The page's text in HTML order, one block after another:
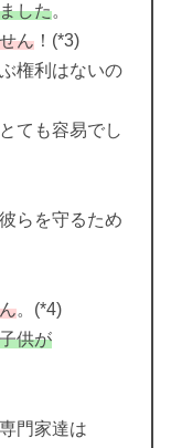
した。
ん ！(*3)
権利はないの
ても容易でし
らを守るため
。(*4)
供が
門家達は